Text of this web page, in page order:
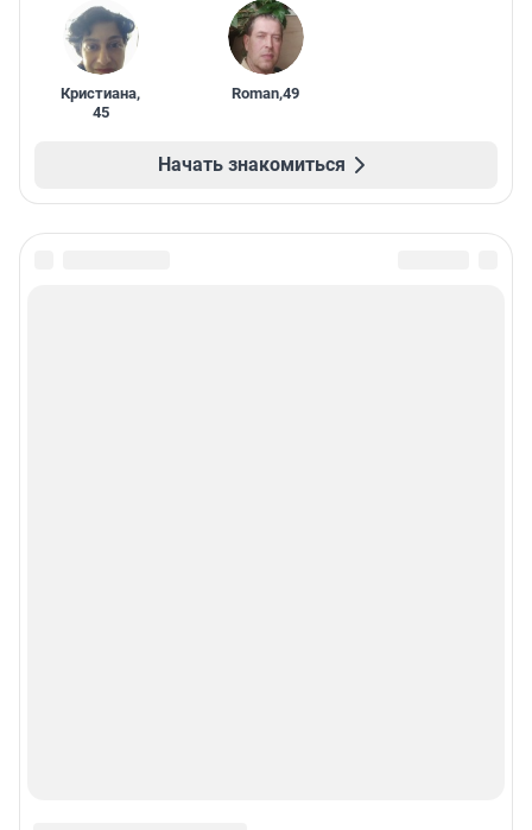
Кристиана,
45
Roman,49
Начать знакомиться